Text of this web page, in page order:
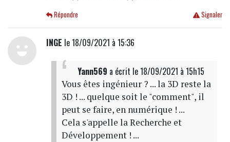
Signaler
Répondre
INGE le 18/09/2021 à 15:36
Yann569 a écrit le 18/09/2021 à 15h15
Vous êtes ingénieur ? ... la 3D reste la
3D ! ... quelque soit le "comment", il
peut se faire, en numérique ! ...
Cela s'appelle la Recherche et
Développement ! ...